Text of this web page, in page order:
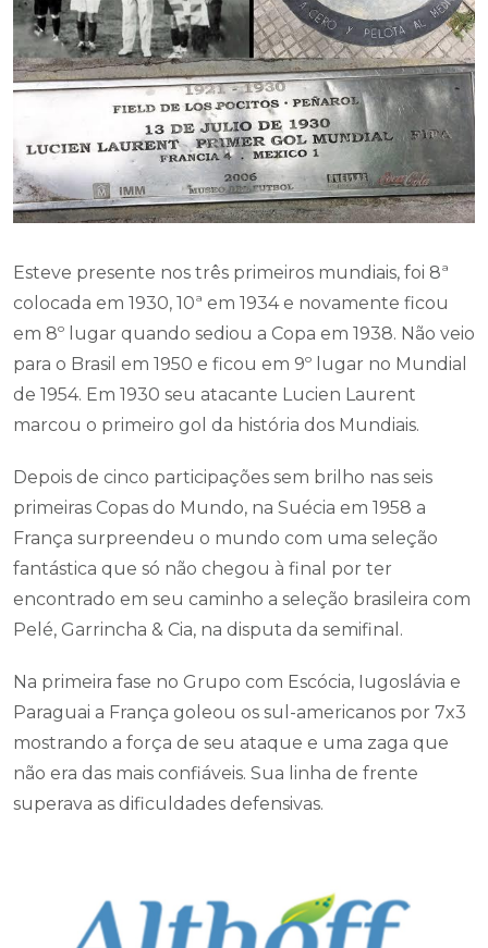
Esteve presente nos três primeiros mundiais, foi 8ª
colocada em 1930, 10ª em 1934 e novamente ficou
em 8º lugar quando sediou a Copa em 1938. Não veio
para o Brasil em 1950 e ficou em 9º lugar no Mundial
de 1954. Em 1930 seu atacante Lucien Laurent
marcou o primeiro gol da história dos Mundiais.
Depois de cinco participações sem brilho nas seis
primeiras Copas do Mundo, na Suécia em 1958 a
França surpreendeu o mundo com uma seleção
fantástica que só não chegou à final por ter
encontrado em seu caminho a seleção brasileira com
Pelé, Garrincha & Cia, na disputa da semifinal.
Na primeira fase no Grupo com Escócia, Iugoslávia e
Paraguai a França goleou os sul-americanos por 7x3
mostrando a força de seu ataque e uma zaga que
não era das mais confiáveis. Sua linha de frente
superava as dificuldades defensivas.